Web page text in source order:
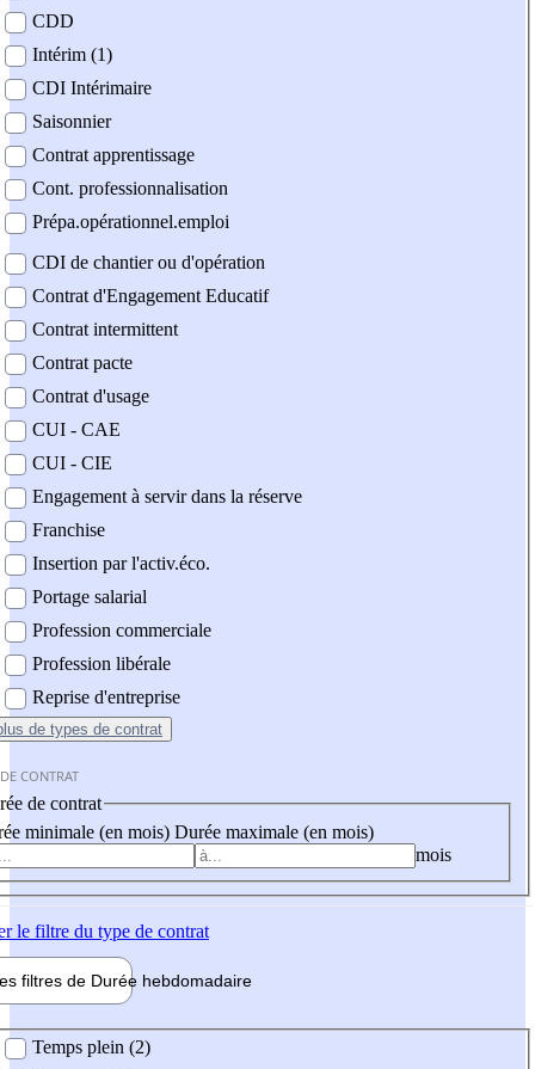
CDD
Intérim (1)
CDI Intérimaire
Saisonnier
Contrat apprentissage
Cont. professionnalisation
Prépa.opérationnel.emploi
CDI de chantier ou d'opération
Contrat d'Engagement Educatif
Contrat intermittent
Contrat pacte
Contrat d'usage
CUI - CAE
CUI - CIE
Engagement à servir dans la réserve
Franchise
Insertion par l'activ.éco.
Portage salarial
Profession commerciale
Profession libérale
Reprise d'entreprise
de types de contrat
CONTRAT
de contrat
minimale (en mois) Durée maximale (en mois)
mois
le filtre du type de contrat
filtres de Durée hebdomadaire
Temps plein (2)